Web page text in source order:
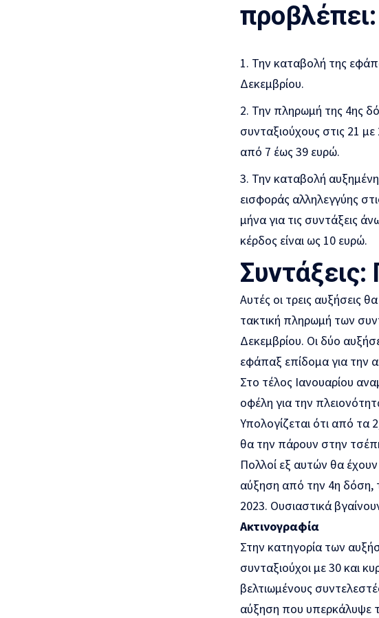
προβλέπει:
Την καταβολή της
Δεκεμβρίου.
Την πληρωμή της 4ης
συνταξιούχους στις 21
από 7 έως 39 ευρώ.
Την καταβολή
εισφοράς αλληλεγγύης
μήνα για τις συντάξεις
κέρδος είναι ως 10 ευρώ.
Αυτές οι τρεις αυξήσεις
τακτική πληρωμή των
Δεκεμβρίου. Οι δύο
εφάπαξ επίδομα για την
Στο τέλος Ιανουαρίου
οφέλη για την
Υπολογίζεται ότι από
θα την πάρουν στην
Πολλοί εξ αυτών θα
αύξηση από την 4η δόση,
2023. Ουσιαστικά
Ακτινογραφία
Στην κατηγορία των
συνταξιούχοι με 30 και
βελτιωμένους
αύξηση που υπερκάλυψε